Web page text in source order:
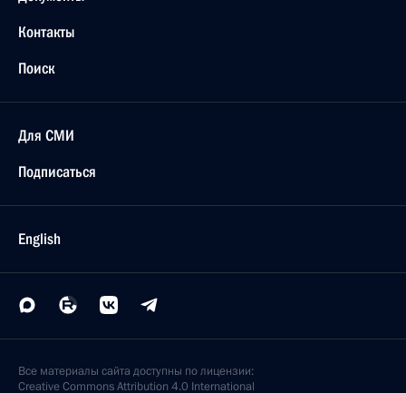
Контакты
Поиск
Для СМИ
Подписаться
English
Все материалы сайта доступны по лицензии:
Creative Commons Attribution 4.0 International